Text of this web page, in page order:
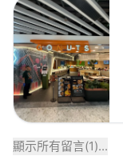
顯示所有留言(1)...